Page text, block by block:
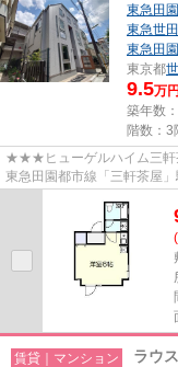
東急田
東急世
東急田
東京都
9.5万円
築年数
階数：3
★★★ヒューゲルハイム三軒
東急田園都市線「三軒茶屋
賃貸｜マンション ラウ